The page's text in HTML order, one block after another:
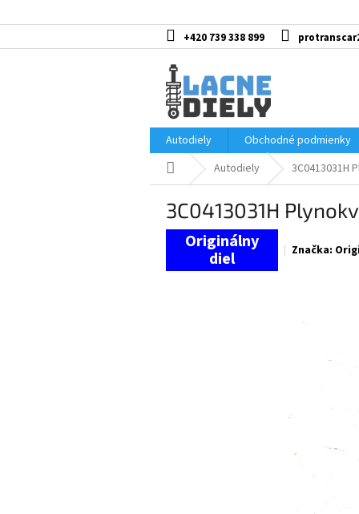
na
+420 739 338 899
Autodiely
Obchodné podmienky
DomovAutodiely 3C0413031H
3C0413031H
Značka: